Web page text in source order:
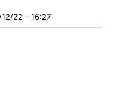
22 - 16:27